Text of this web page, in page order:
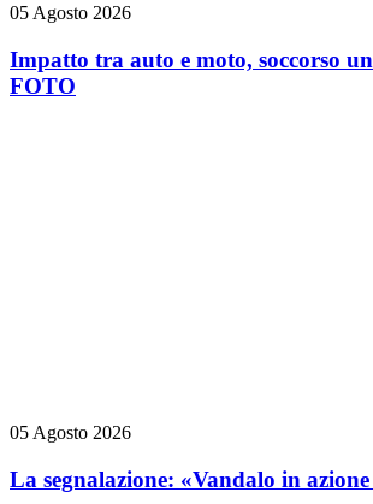
05 Agosto 2026
Impatto tra auto e moto, soccorso
FOTO
05 Agosto 2026
La segnalazione: «Vandalo in